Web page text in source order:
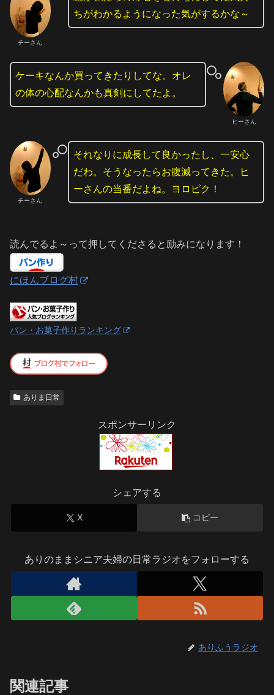
チーさん
ちがわかるようになった気がするかな～
ヒーさん
ケーキなんか買ってきたりしてな。オレ
の体の心配なんかも真剣にしてたよ。
チーさん
それなりに成長して良かったし、一安心
だわ。そうなったらお腹減ってきた。ヒ
ーさんの当番だよね。ヨロピク！
読んでるよ～って押してくださると励みになります！
にほんブログ村
パン・お菓子作りランキング
ありま日常
スポンサーリンク
シェアする
X コピー
ありのままシニア夫婦の日常ラジオをフォローする
ありふうラジオ
関連記事